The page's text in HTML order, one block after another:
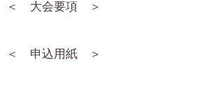
＜ 大会要項 ＞
＜ 申込用紙 ＞